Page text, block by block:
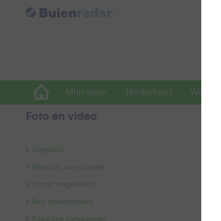
Mijn weer Nederland
Foto en video
Uitgelicht
Weerfoto van de week
Laatst toegevoegd
Best gewaardeerd
Populaire categorieën